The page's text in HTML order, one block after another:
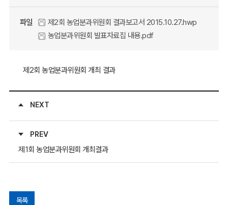
파일
제2회 농업분과위원회 결과보고서 2015.10.27.hwp
농업분과위원회 발표자료집 내용.pdf
제2회 농업분과위원회 개최 결과
NEXT
PREV
제1회 농업분과위원회 개최결과
목록